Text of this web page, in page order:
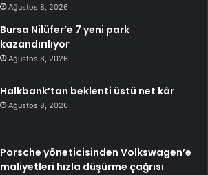
Ağustos 8, 2026
Bursa Nilüfer’e 7 yeni park
kazandırılıyor
Ağustos 8, 2026
Halkbank’tan beklenti üstü net kâr
Ağustos 8, 2026
Porsche yöneticisinden Volkswagen’e
maliyetleri hızla düşürme çağrısı